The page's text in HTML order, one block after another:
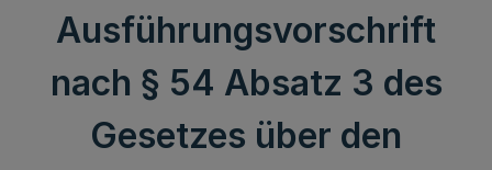
Ausführungsvorschrift
nach § 54 Absatz 3 des
Gesetzes über den